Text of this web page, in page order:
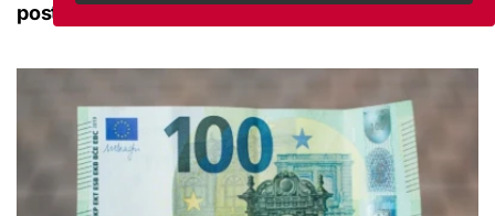
posto kaskaju za travnjem